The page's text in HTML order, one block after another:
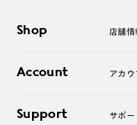
サングラス
コンタクトレンズ
アクセサリー
Shop 店舗情
オンラインショップ
Account アカウ
ログアウト
Support サポー